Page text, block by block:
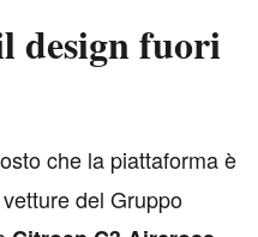
design fuori
che la piattaforma è
del Gruppo